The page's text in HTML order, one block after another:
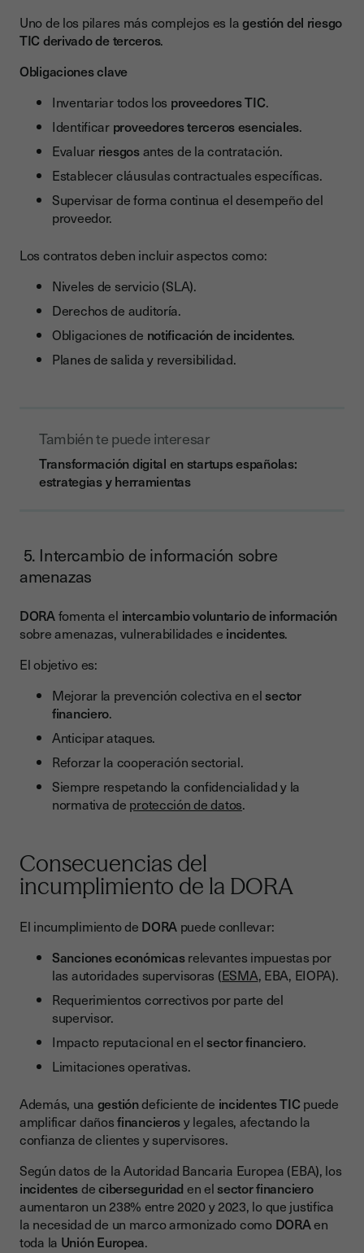
Uno de los pilares más complejos es lagestión del riesgo
TIC derivado de terceros.
Obligaciones clave
Inventariar todos los proveedores TIC.
Identificar proveedores terceros esenciales.
Evaluar riesgosantes de la contratación.
Establecer cláusulas contractuales específicas.
Supervisar de forma continua el desempeño del
proveedor.
Los contratos deben incluir aspectos como:
Niveles de servicio (SLA).
Derechos de auditoría.
Obligaciones de notificación de incidentes.
Planes de salida y reversibilidad.
También te puede interesar
Transformación digital en startups españolas:
estrategias y herramientas
5. Intercambio de información sobre
amenazas
DORAfomenta el intercambio voluntario de información
sobre amenazas, vulnerabilidades e incidentes.
El objetivo es:
Mejorar la prevención colectiva en elsector
financiero.
Anticipar ataques.
Reforzar la cooperación sectorial.
Siempre respetando la confidencialidad y la
normativa de protección de datos.
Consecuencias del
incumplimiento de la DORA
El incumplimiento de DORA puede conllevar:
Sanciones económicasrelevantes impuestas por
las autoridades supervisoras (ESMA, EBA, EIOPA).
Requerimientos correctivos por parte del
supervisor.
Impacto reputacional en elsector financiero.
Limitaciones operativas.
Además, una gestióndeficiente de incidentes TIC puede
amplificar dañosfinancierosy legales, afectando la
confianza de clientes y supervisores.
Según datos de la Autoridad Bancaria Europea (EBA), los
incidentesdeciberseguridad en elsector financiero
aumentaron un 238% entre 2020 y 2023, lo que justifica
la necesidad de un marco armonizado como DORAen
toda la Unión Europea.